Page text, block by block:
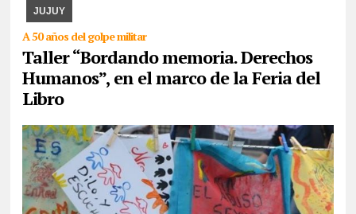
JUJUY
A 50 años del golpe militar
Taller “Bordando memoria. Derechos
Humanos”, en el marco de la Feria del
Libro
además, quienes participen pod ...